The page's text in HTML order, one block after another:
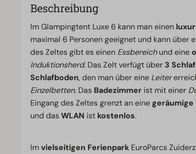
Beschreibung
Im Glampingtent Luxe 6 kann man einen
maximal 6 Personen geeignet und kann
des Zeltes gibt es einen Essbereichund eine
Induktionsherd. Das Zelt verfügt über 3
Schlafboden, den man über eine Leiter
Einzelbetten. Das Badezimmer ist mit einer
Eingang des Zeltes grenzt an eine geräumige
und dasWLAN ist kostenlos.
Imvielseitigen Ferienpark EuroParcs